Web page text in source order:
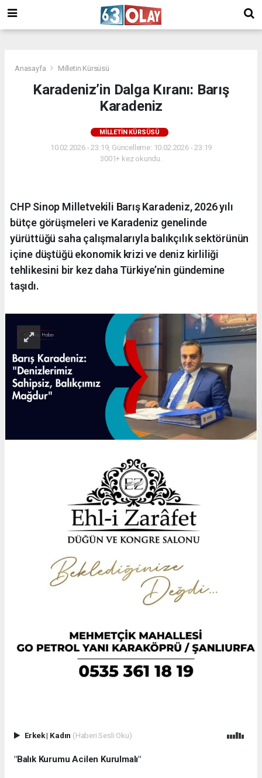
Anasayfa Milletin Kürsüsü
Karadeniz’in Dalga Kıranı: Barış
Karadeniz
MILLETIN KÜRSÜSÜ
10.02.2026 - 23:19, Güncelleme: 10.02.2026 - 23:19
3001+ kez okundu.
CHP Sinop Milletvekili Barış Karadeniz, 2026 yılı
bütçe görüşmeleri ve Karadeniz genelinde
yürüttüğü saha çalışmalarıyla balıkçılık sektörünün
içine düştüğü ekonomik krizi ve deniz kirliliği
tehlikesini bir kez daha Türkiye’nin gündemine
taşıdı.
Erkek| Kadın (Haberi Sesli Oku)
"Balık Kurumu Acilen Kurulmalı"